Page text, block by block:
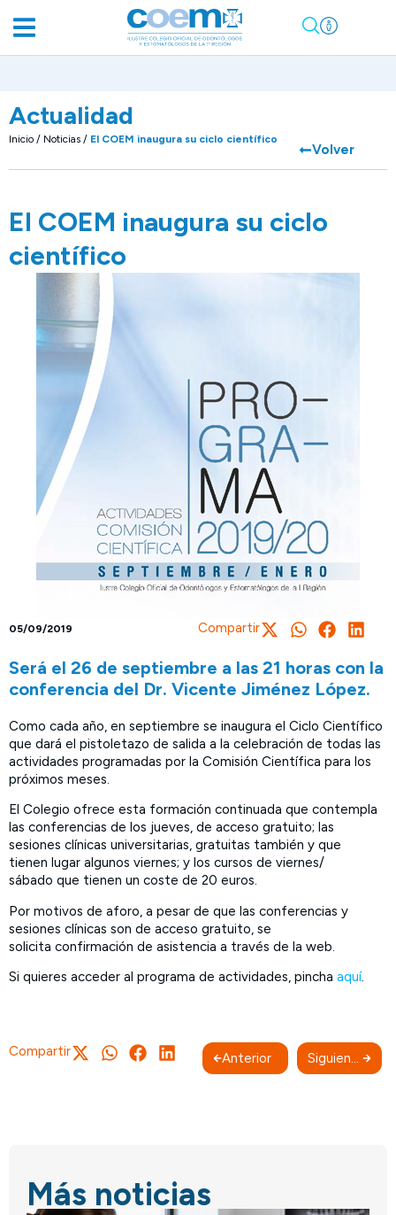
Actualidad
Inicio / Noticias / El COEM inaugura su ciclo científico
Volver
El COEM inaugura su ciclo
científico
05/09/2019 Compartir
Será el 26 de septiembre a las 21 horas con la
conferencia del Dr. Vicente Jiménez López.
Como cada año, en septiembre se inaugura el Ciclo Científico
que dará el pistoletazo de salida a la celebración de todas las
actividades programadas por la Comisión Científica para los
próximos meses.
El Colegio ofrece esta formación continuada que contempla
las conferencias de los jueves, de acceso gratuito; las
sesiones clínicas universitarias, gratuitas también y que
tienen lugar algunos viernes; y los cursos de viernes/
sábado que tienen un coste de 20 euros.
Por motivos de aforo, a pesar de que las conferencias y
sesiones clínicas son de acceso gratuito, se
solicita confirmación de asistencia a través de la web.
Si quieres acceder al programa de actividades, pincha aquí.
Compartir Anterior Siguiente
Más noticias